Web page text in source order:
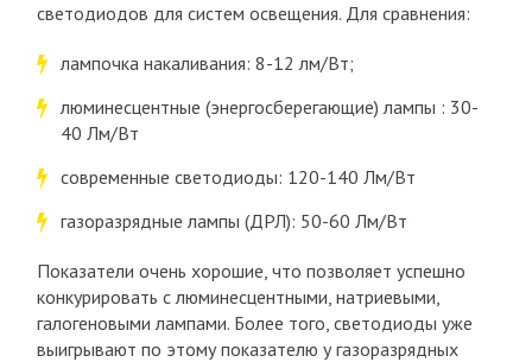
светодиодов для систем освещения. Для сравнения:
лампочка накаливания: 8-12 лм/Вт;
люминесцентные (энергосберегающие) лампы : 30-
40 Лм/Вт
современные светодиоды: 120-140 Лм/Вт
газоразрядные лампы (ДРЛ): 50-60 Лм/Вт
Показатели очень хорошие, что позволяет успешно
конкурировать с люминесцентными, натриевыми,
галогеновыми лампами. Более того, светодиоды уже
выигрывают по этому показателю у газоразрядных